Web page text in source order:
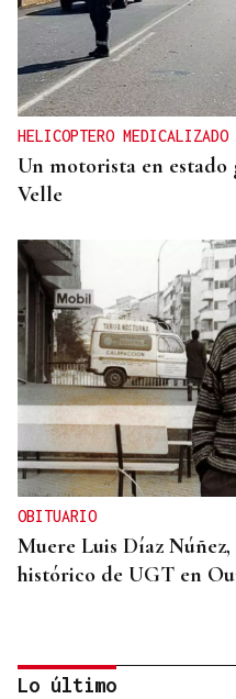
HELICOPTERO MEDICALIZADO
Un motorista en estado
Velle
OBITUARIO
Muere Luis Díaz
histórico de UGT en
Lo último